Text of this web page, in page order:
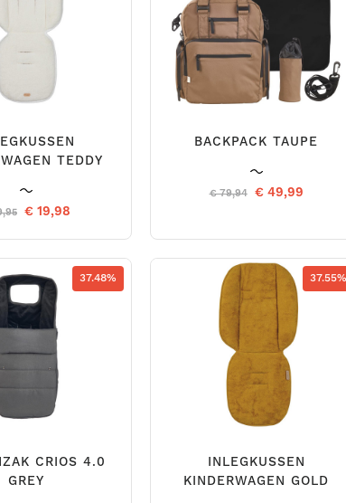
TEDDY
€ 19,98
BACKPACK TAUPE
€ 79,94 € 49,99
37.48%
CRIOS 4.0
GREY
37.55%
INLEGKUSSEN
KINDERWAGEN GOLD